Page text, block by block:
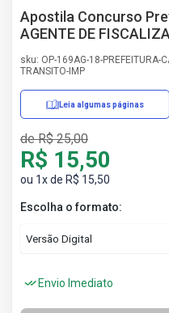
Apostila Concurso
AGENTE DE
sku: OP-169AG-18-PREFEITURA-
TRANSITO-IMP
Leia algumas páginas
de R$ 25,00
R$ 15,50
ou 1x de R$ 15,50
Escolha o formato:
Envio Imediato